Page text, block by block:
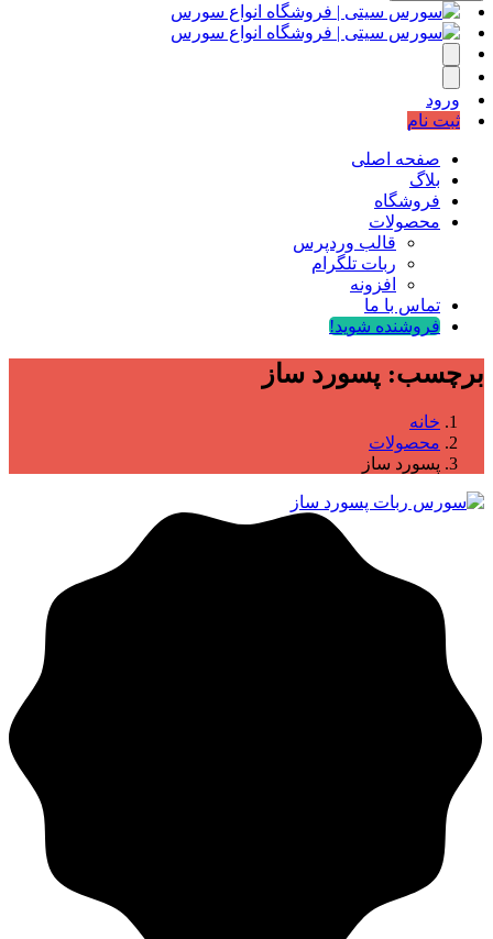
ورود
ثبت نام
صفحه اصلی
بلاگ
فروشگاه
محصولات
قالب وردپرس
ربات تلگرام
افزونه
تماس با ما
فروشنده شوید!
برچسب: پسورد ساز
خانه
محصولات
پسورد ساز